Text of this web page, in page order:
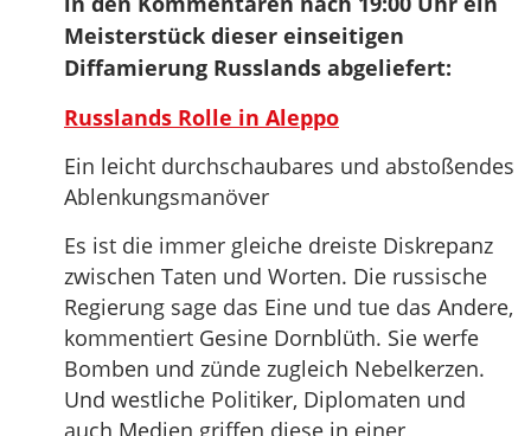
Meisterstück dieser einseitigen
Diffamierung Russlands abgeliefert:
Russlands Rolle in Aleppo
Ein leicht durchschaubares und abstoßendes
Ablenkungsmanöver
Es ist die immer gleiche dreiste Diskrepanz
zwischen Taten und Worten. Die russische
Regierung sage das Eine und tue das Andere,
kommentiert Gesine Dornblüth. Sie werfe
Bomben und zünde zugleich Nebelkerzen.
Und westliche Politiker, Diplomaten und
auch Medien griffen diese in einer